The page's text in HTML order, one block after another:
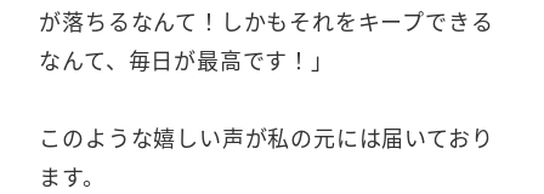
が落ちるなんて！しかもそれをキープできる
なんて、毎日が最高です！」
このような嬉しい声が私の元には届いており
ます。